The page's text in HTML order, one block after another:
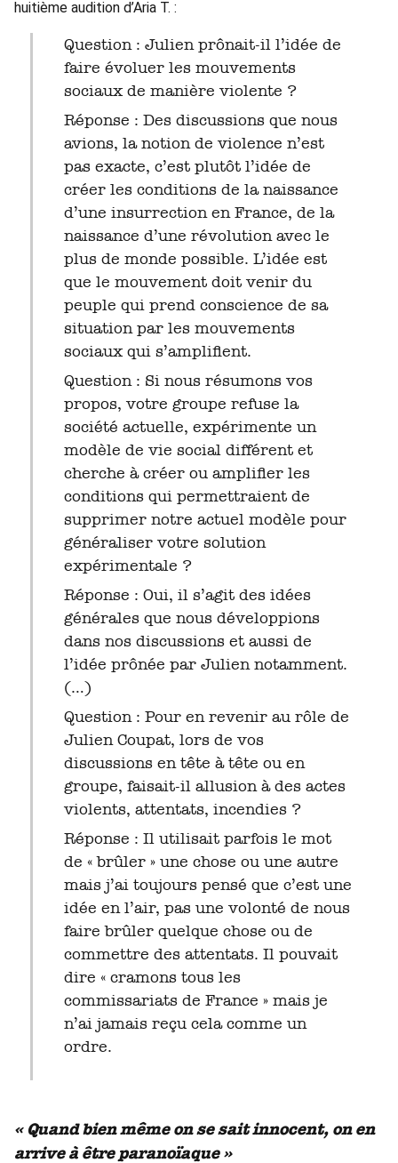
huitième audition d’Aria T. :
Question : Julien prônait-il l’idée de
faire évoluer les mouvements
sociaux de manière violente ?
Réponse : Des discussions que nous
avions, la notion de violence n’est
pas exacte, c’est plutôt l’idée de
créer les conditions de la naissance
d’une insurrection en France, de la
naissance d’une révolution avec le
plus de monde possible. L’idée est
que le mouvement doit venir du
peuple qui prend conscience de sa
situation par les mouvements
sociaux qui s’amplifient.
Question : Si nous résumons vos
propos, votre groupe refuse la
société actuelle, expérimente un
modèle de vie social différent et
cherche à créer ou amplifier les
conditions qui permettraient de
supprimer notre actuel modèle pour
généraliser votre solution
expérimentale ?
Réponse : Oui, il s’agit des idées
générales que nous développions
dans nos discussions et aussi de
l’idée prônée par Julien notamment.
(…)
Question : Pour en revenir au rôle de
Julien Coupat, lors de vos
discussions en tête à tête ou en
groupe, faisait-il allusion à des actes
violents, attentats, incendies ?
Réponse : Il utilisait parfois le mot
de « brûler » une chose ou une autre
mais j’ai toujours pensé que c’est une
idée en l’air, pas une volonté de nous
faire brûler quelque chose ou de
commettre des attentats. Il pouvait
dire « cramons tous les
commissariats de France » mais je
n’ai jamais reçu cela comme un
ordre.
« Quand bien même on se sait innocent, on en
arrive à être paranoïaque »